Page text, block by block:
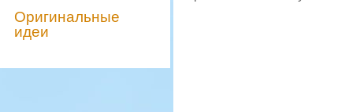
Оригинальные
идеи